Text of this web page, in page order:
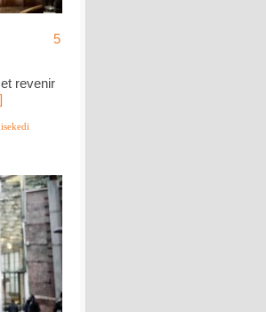
5
revenir